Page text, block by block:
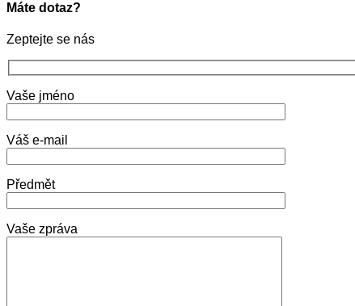
Máte dotaz?
Zeptejte se nás
Vaše jméno
Váš e-mail
Předmět
Vaše zpráva